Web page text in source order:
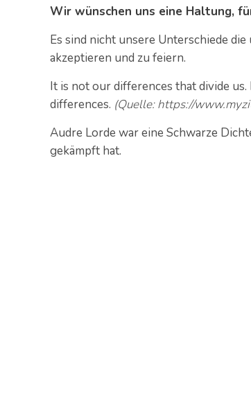
Wir wünschen uns eine Haltung,
Es sind nicht unsere Unterschiede
akzeptieren und zu feiern.
It is not our differences that divide
differences. (Quelle: https://
Audre Lorde war eine Schwarze
gekämpft hat.